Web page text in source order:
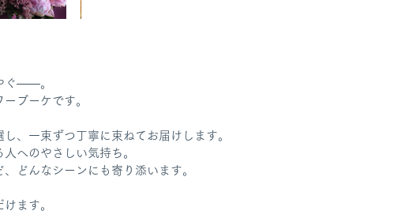
ぐ——。
ブーケです。
、一束ずつ丁寧に束ねてお届けします。
へのやさしい気持ち。
どんなシーンにも寄り添います。
ます。